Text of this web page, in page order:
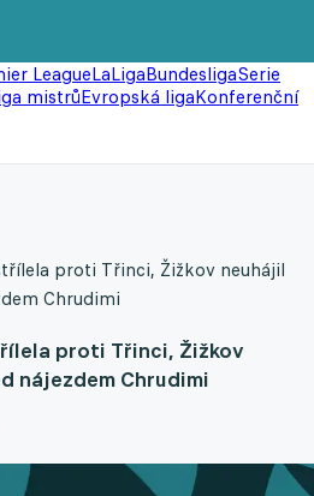
LeagueLaLigaBundesligaSerie
mistrůEvropská ligaKonferenční
proti Třinci, Žižkov neuhájil
Chrudimi
proti Třinci, Žižkov
nájezdem Chrudimi